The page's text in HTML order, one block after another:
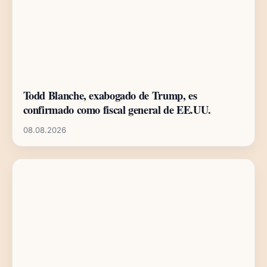
Todd Blanche, exabogado de Trump, es
confirmado como fiscal general de EE.UU.
08.08.2026